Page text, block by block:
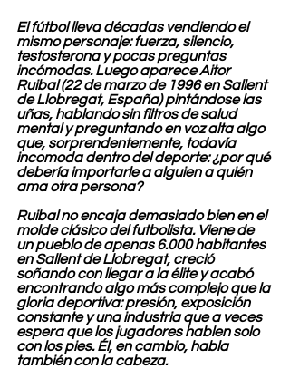
El fútbol lleva décadas vendiendo el
mismo personaje: fuerza, silencio,
testosterona y pocas preguntas
incómodas. Luego aparece Aitor
Ruibal (22 de marzo de 1996 en Sallent
de Llobregat, España) pintándose las
uñas, hablando sin filtros de salud
mental y preguntando en voz alta algo
que, sorprendentemente, todavía
incomoda dentro del deporte: ¿por qué
debería importarle a alguien a quién
ama otra persona?
Ruibal no encaja demasiado bien en el
molde clásico del futbolista. Viene de
un pueblo de apenas 6.000 habitantes
en Sallent de Llobregat, creció
soñando con llegar a la élite y acabó
encontrando algo más complejo que la
gloria deportiva: presión, exposición
constante y una industria que a veces
espera que los jugadores hablen solo
con los pies. Él, en cambio, habla
también con la cabeza.